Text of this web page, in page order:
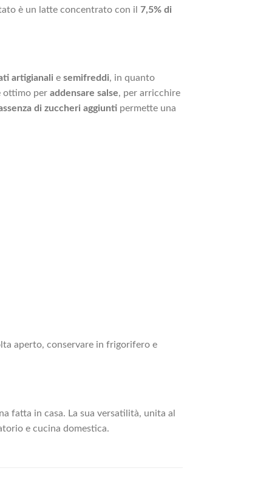
è un latte concentrato con il 7,5% di
artigianali e semifreddi, in quanto
ottimo per addensare salse, per arricchire
di zuccheri aggiunti permette una
aperto, conservare in frigorifero e
fatta in casa. La sua versatilità, unita al
e cucina domestica.